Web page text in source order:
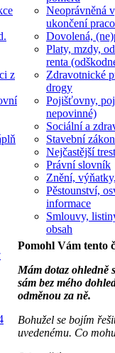
Neoprávněná
ukončení
Dovolená,
Platy, mzdy,
renta
z
Zdravotnické
drogy
Pojišťovny,
nepovinné)
Sociální a
Stavební
Nejčastější
Právní slovník
Znění,
Pěstounství,
informace
Smlouvy,
obsah
Pomohl Vám tento
Mám dotaz ohledně
sám bez mého
odměnou za ně.
Bohužel se bojím
uvedenému. Co